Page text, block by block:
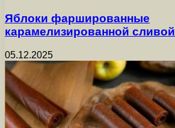
Яблоки фаршированные
карамелизированной сливой
05.12.2025